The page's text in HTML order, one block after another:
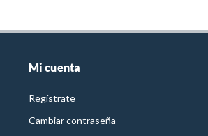
Mi cuenta
Regístrate
Cambiar contraseña